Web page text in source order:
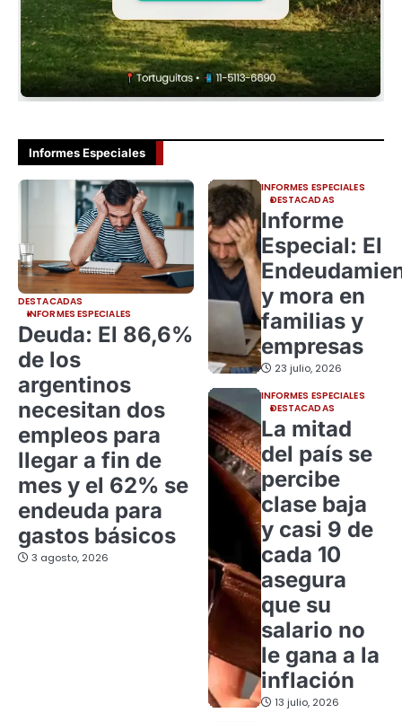
Informes Especiales
DESTACADAS
INFORMES ESPECIALES
Deuda: El 86,6%
de los
argentinos
necesitan dos
empleos para
llegar a fin de
mes y el 62% se
endeuda para
gastos básicos
3 agosto, 2026
INFORMES ESPECIALES
DESTACADAS
Informe
Especial: El
y mora en
familias y
empresas
23 julio, 2026
INFORMES ESPECIALES
DESTACADAS
La mitad
del país se
percibe
clase baja
y casi 9 de
cada 10
asegura
que su
salario no
le gana a la
inflación
13 julio, 2026